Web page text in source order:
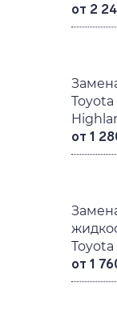
от 2
от 1
от 1